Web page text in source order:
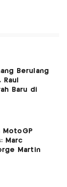
Berulang
Baru di
MotoGP
Marc
Martin